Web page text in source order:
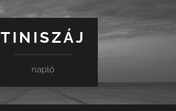
TINISZÁJ
napló